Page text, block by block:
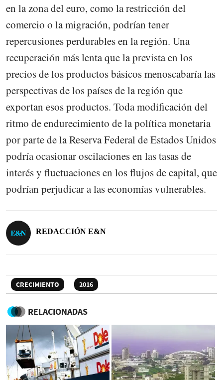
en la zona del euro, como la restricción del
comercio o la migración, podrían tener
repercusiones perdurables en la región. Una
recuperación más lenta que la prevista en los
precios de los productos básicos menoscabaría las
perspectivas de los países de la región que
exportan esos productos. Toda modificación del
ritmo de endurecimiento de la política monetaria
por parte de la Reserva Federal de Estados Unidos
podría ocasionar oscilaciones en las tasas de
interés y fluctuaciones en los flujos de capital, que
podrían perjudicar a las economías vulnerables.
REDACCIÓN E&N
CRECIMIENTO 2016
RELACIONADAS